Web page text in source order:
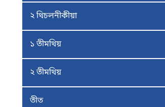
২ থিচলনীকীয়া
১ তীমথিয়
২ তীমথিয়
তীত